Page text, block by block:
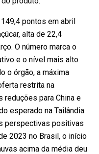
pontos em abril
alta de 22,4
O número marca o
e o nível mais alto
o órgão, a máxima
restrita na
para China e
esperado na Tailândia
perspectivas positivas
2023 no Brasil, o início
acima da média deu